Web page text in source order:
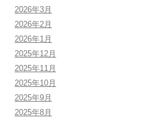
2026年3月
2026年2月
2026年1月
2025年12月
2025年11月
2025年10月
2025年9月
2025年8月